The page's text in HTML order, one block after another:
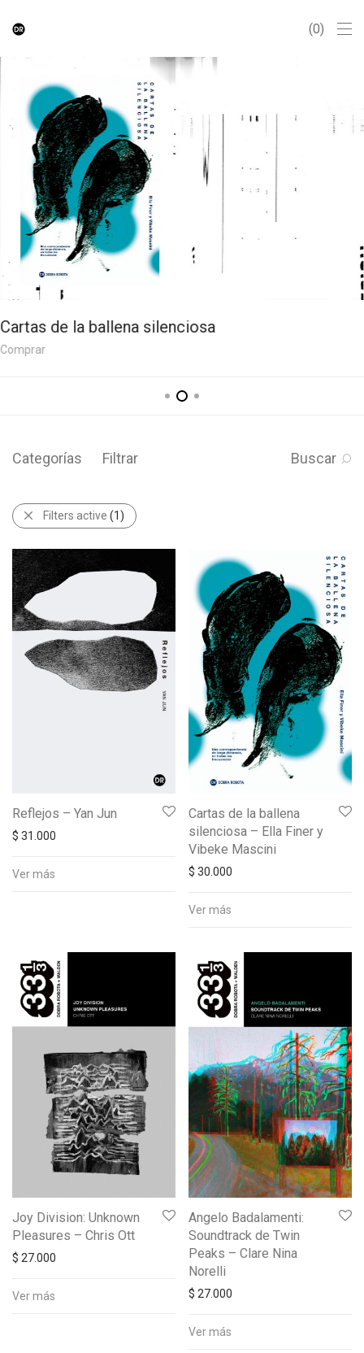
0
Cartas de la ballena silenciosa
Comprar
Categorías Filtrar Buscar
Filters active (1)
Reflejos – Yan Jun
$ 31.000
Ver más
Cartas de la ballena
silenciosa – Ella Finer y
Vibeke Mascini
$ 30.000
Ver más
Joy Division: Unknown
Pleasures – Chris Ott
$ 27.000
Ver más
Angelo Badalamenti:
Soundtrack de Twin
Peaks – Clare Nina
Norelli
$ 27.000
Ver más